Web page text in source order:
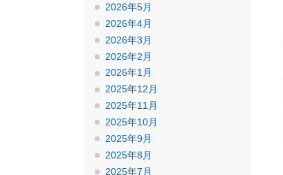
2026年5月
2026年4月
2026年3月
2026年2月
2026年1月
2025年12月
2025年11月
2025年10月
2025年9月
2025年8月
2025年7月